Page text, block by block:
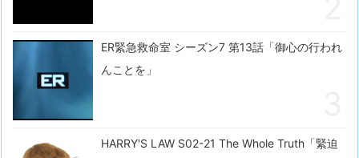
ER緊急救命室 シーズン7 第13話「御心の行われ
んことを」
HARRY'S LAW S02-21 The Whole Truth「緊迫